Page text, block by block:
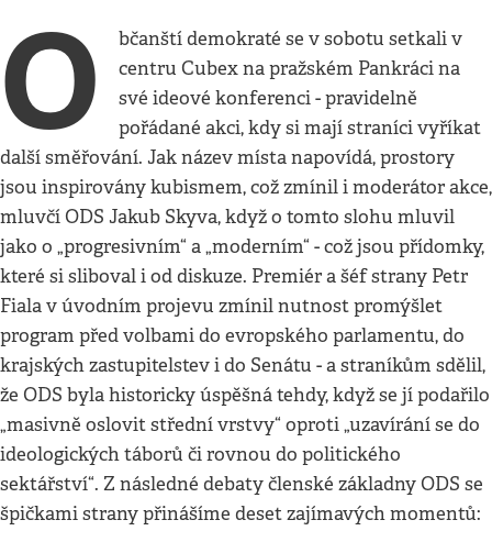
O
bčanští demokraté se v sobotu setkali v
centru Cubex na pražském Pankráci na
své ideové konferenci - pravidelně
pořádané akci, kdy si mají straníci vyříkat
další směřování. Jak název místa napovídá, prostory
jsou inspirovány kubismem, což zmínil i moderátor akce,
mluvčí ODS Jakub Skyva, když o tomto slohu mluvil
jako o „progresivním“ a „moderním“ - což jsou přídomky,
které si sliboval i od diskuze. Premiér a šéf strany Petr
Fiala v úvodním projevu zmínil nutnost promýšlet
program před volbami do evropského parlamentu, do
krajských zastupitelstev i do Senátu - a straníkům sdělil,
že ODS byla historicky úspěšná tehdy, když se jí podařilo
„masivně oslovit střední vrstvy“ oproti „uzavírání se do
ideologických táborů či rovnou do politického
sektářství“. Z následné debaty členské základny ODS se
špičkami strany přinášíme deset zajímavých momentů: